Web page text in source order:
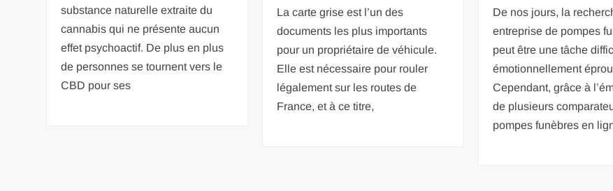
substance naturelle extraite du
cannabis qui ne présente aucun
effet psychoactif. De plus en plus
de personnes se tournent vers le
CBD pour ses
La carte grise est l’un des
documents les plus importants
pour un propriétaire de véhicule.
Elle est nécessaire pour rouler
légalement sur les routes de
France, et à ce titre,
De nos jours, la
entreprise de pompes
peut être une tâche
émotionnellement
Cependant, grâce à
de plusieurs
pompes funèbres en